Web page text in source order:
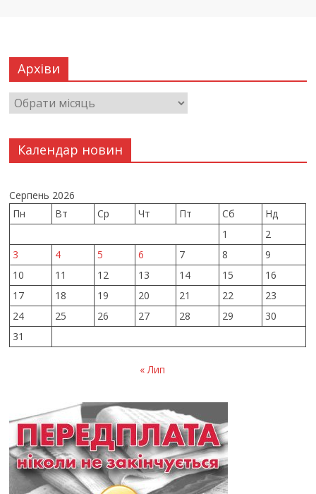
Архіви
Календар новин
Серпень 2026
Пн
Вт Ср Чт Пт Сб
Нд
1
2
3
4 5 6 7 8
9
10
11 12 13 14 15
16
17
18 19 20 21 22
23
24
25 26 27 28 29
30
31
« Лип